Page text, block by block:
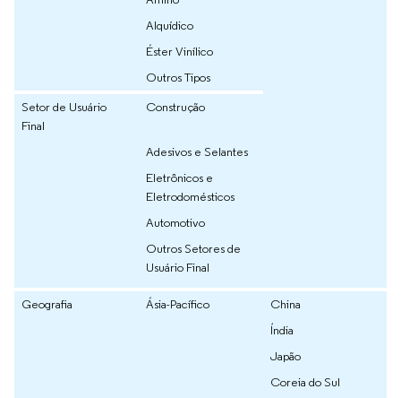
Alquídico
Éster Vinílico
Outros Tipos
Setor de Usuário
Final
Construção
Adesivos e Selantes
Eletrônicos e
Eletrodomésticos
Automotivo
Outros Setores de
Usuário Final
Geografia Ásia-Pacífico
China
Índia
Japão
Coreia do Sul